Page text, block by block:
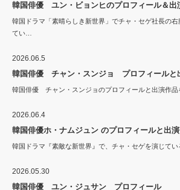
韓国俳優 ユン・ビョンヒのプロフィール＆出
韓国ドラマ「素晴らしき新世界」でチャ・セゲ社長の
てい…
2026.06.5
韓国俳優 チャン・スンジョ プロフィールと
韓国俳優 チャン・スンジョのプロフィールと出演作品
2026.06.4
韓国俳優ホ・ナムジュン のプロフィールと出
韓国ドラマ『素敵な新世界』で、チャ・セゲを演じて
2026.05.30
韓国俳優 ユン・ジュサン プロフィール